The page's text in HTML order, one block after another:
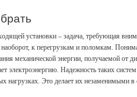
установки – задача, требующая
наоборот, к перегрузкам и поломкам.
механической энергии, получаемой от
электроэнергию. Надежность таких
нагрузках. Это делает их незаменимыми в